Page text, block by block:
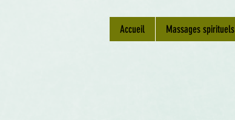
Accueil Massages spirituels